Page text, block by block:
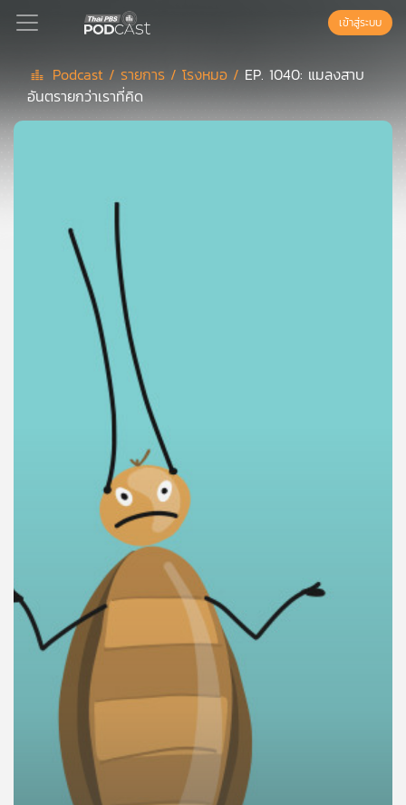
Podcast
ข่าว
และ
กิจกรรม
เข้าสู่ระบบ
Podcast / รายการ /โรงหมอ / EP. 1040: แมลงสาบ
อันตรายกว่าเราที่คิด